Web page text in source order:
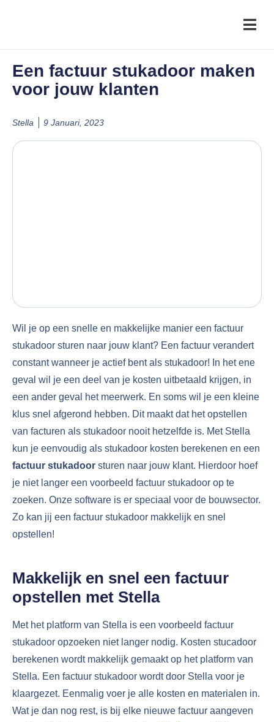
Een factuur stukadoor maken
voor jouw klanten
Stella 9 Januari, 2023
Wil je op een snelle en makkelijke manier een factuur
stukadoor sturen naar jouw klant? Een factuur verandert
constant wanneer je actief bent als stukadoor! In het ene
geval wil je een deel van je kosten uitbetaald krijgen, in
een ander geval het meerwerk. En soms wil je een kleine
klus snel afgerond hebben. Dit maakt dat het opstellen
van facturen als stukadoor nooit hetzelfde is. Met Stella
kun je eenvoudig als stukadoor kosten berekenen en een
factuur stukadoor sturen naar jouw klant. Hierdoor hoef
je niet langer een voorbeeld factuur stukadoor op te
zoeken. Onze software is er speciaal voor de bouwsector.
Zo kan jij een factuur stukadoor makkelijk en snel
opstellen!
Makkelijk en snel een factuur
opstellen met Stella
Met het platform van Stella is een voorbeeld factuur
stukadoor opzoeken niet langer nodig. Kosten stucadoor
berekenen wordt makkelijk gemaakt op het platform van
Stella. Een factuur stukadoor wordt door Stella voor je
klaargezet. Eenmalig voer je alle kosten en materialen in.
Wat je dan nog rest, is bij elke nieuwe factuur aangeven